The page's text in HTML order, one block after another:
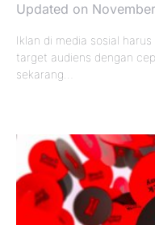
Updated on
Iklan di media sosial
target audiens dengan
sekarang…